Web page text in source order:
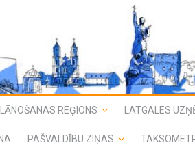
REĢIONS LATGALES
PAŠVALDĪBU ZIŅAS